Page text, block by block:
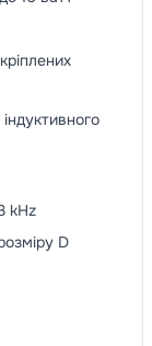
kHz
D